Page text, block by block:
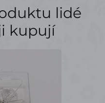
lidé
kupují